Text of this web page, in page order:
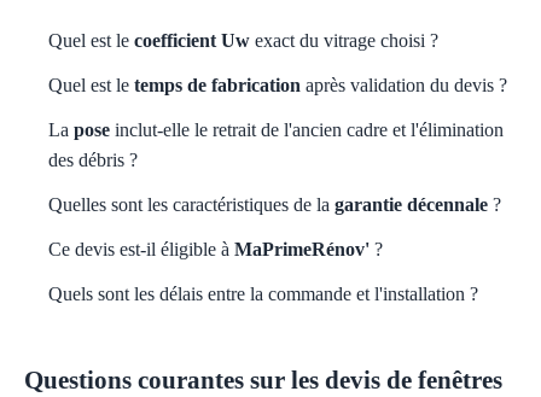
Quel est le coefficient Uw exact du vitrage choisi ?
Quel est le temps de fabrication après validation du devis ?
La pose inclut-elle le retrait de l'ancien cadre et l'élimination
des débris ?
Quelles sont les caractéristiques de la garantie décennale ?
Ce devis est-il éligible à MaPrimeRénov' ?
Quels sont les délais entre la commande et l'installation ?
Questions courantes sur les devis de fenêtres